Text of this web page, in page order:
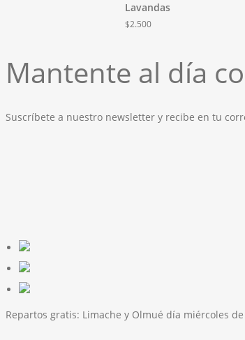
Lavandas
$2.500
Mantente al día
Suscríbete a nuestro newsletter y recibe en tu
Repartos gratis: Limache y Olmué día miércoles